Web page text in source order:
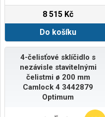
8 515 Kč
Do košíku
4-čelisťové sklíčidlo s
nezávisle stavitelnými
čelistmi ø 200 mm
Camlock 4 3442879
Optimum